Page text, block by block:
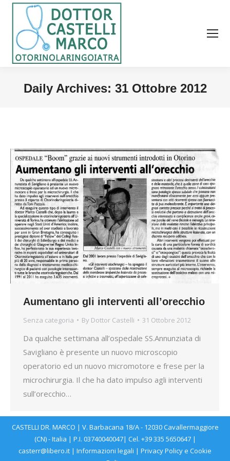
Daily Archives: 31 Ottobre 2012
Aumentano gli interventi all’orecchio
Senza categoria By Dottor Castelli 31 Ottobre 2012
Da qualche settimana all’ospedale SS.Annunziata di
Savigliano è presente un nuovo microscopio
operatorio ed un nuovo micromotore e frese per la
microchirurgia. Il che ha dato impulso agli interventi
sull’orecchio…
CASTELLI DR. MARCO | V. Barbacana 18/A - 12030 Cavallermaggiore
(CN) - Italia | P.I. 03740040047| Cel. +39 335 5650647 |
casterr@libero.it | Informazioni legali | Privacy Policye Cookie